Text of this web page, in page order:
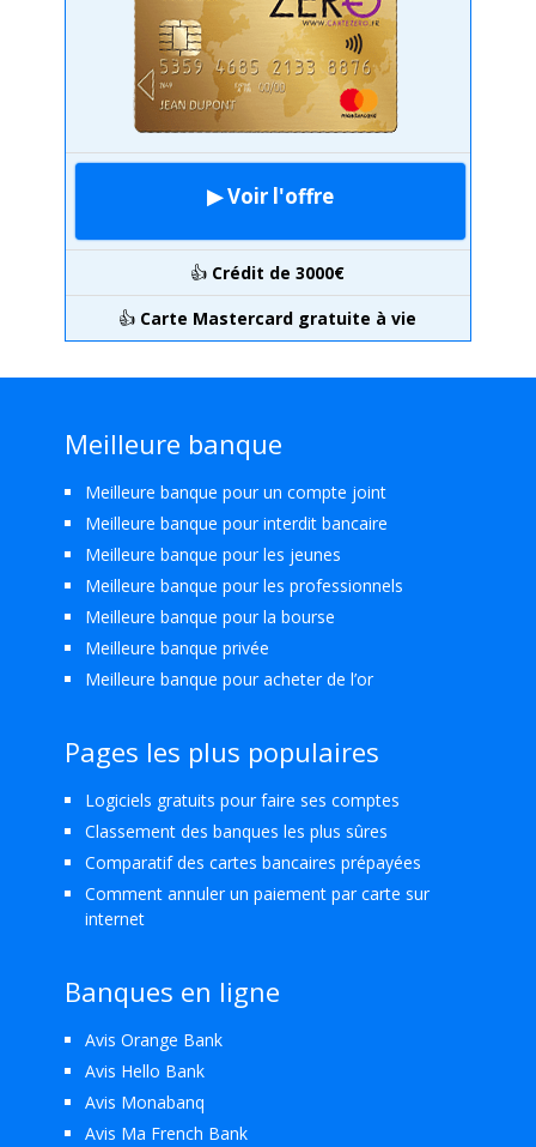
▶ Voir l'offre
👍 Crédit de 3000€
👍 Carte Mastercard gratuite à vie
Meilleure banque
Meilleure banque pour un compte joint
Meilleure banque pour interdit bancaire
Meilleure banque pour les jeunes
Meilleure banque pour les professionnels
Meilleure banque pour la bourse
Meilleure banque privée
Meilleure banque pour acheter de l’or
Pages les plus populaires
Logiciels gratuits pour faire ses comptes
Classement des banques les plus sûres
Comparatif des cartes bancaires prépayées
Comment annuler un paiement par carte sur
internet
Banques en ligne
Avis Orange Bank
Avis Hello Bank
Avis Monabanq
Avis Ma French Bank